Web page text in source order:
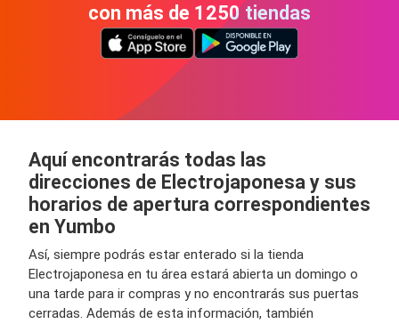
con más de 1250 tiendas
Aquí encontrarás todas las
direcciones de Electrojaponesa y sus
horarios de apertura correspondientes
en Yumbo
Así, siempre podrás estar enterado si la tienda
Electrojaponesa en tu área estará abierta un domingo o
una tarde para ir compras y no encontrarás sus puertas
cerradas. Además de esta información, también